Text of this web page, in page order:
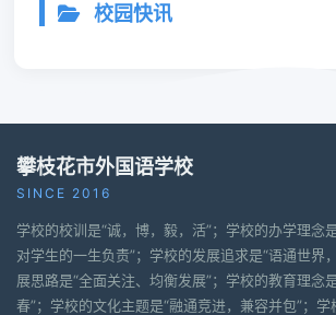
校园快讯
攀枝花市外国语学校
SINCE 2016
学校的校训是“诚，博，毅，活”；学校的办学理念
对学生的一生负责”；学校的发展追求是“语通世界
展思路是“全面关注、均衡发展”；学校的教育理念
春”；学校的文化主题是“融通竞进，兼容并包”；